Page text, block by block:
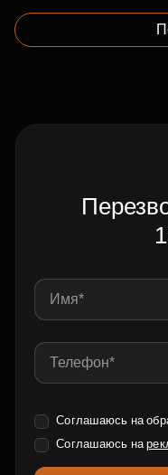
Соглашаюсь на
Соглашаюсь на